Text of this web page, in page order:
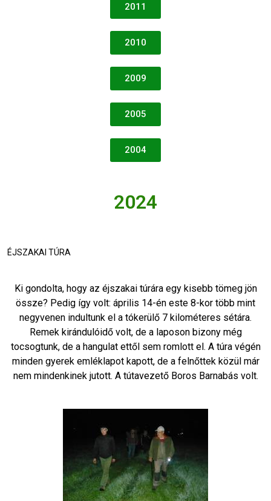
2011
2010
2009
2005
2004
2024
ÉJSZAKAI TÚRA
Ki gondolta, hogy az éjszakai túrára egy kisebb tömeg jön
össze? Pedig így volt: április 14-én este 8-kor több mint
negyvenen indultunk el a tókerülő 7 kilométeres sétára.
Remek kirándulóidő volt, de a laposon bizony még
tocsogtunk, de a hangulat ettől sem romlott el. A túra végén
minden gyerek emléklapot kapott, de a felnőttek közül már
nem mindenkinek jutott. A tútavezető Boros Barnabás volt.